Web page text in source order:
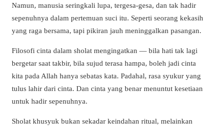
Namun, manusia seringkali lupa, tergesa-gesa, dan tak hadir
sepenuhnya dalam pertemuan suci itu. Seperti seorang kekasih
yang raga bersama, tapi pikiran jauh meninggalkan pasangan.
Filosofi cinta dalam sholat mengingatkan — bila hati tak lagi
bergetar saat takbir, bila sujud terasa hampa, boleh jadi cinta
kita pada Allah hanya sebatas kata. Padahal, rasa syukur yang
tulus lahir dari cinta. Dan cinta yang benar menuntut kesetiaan
untuk hadir sepenuhnya.
Sholat khusyuk bukan sekadar keindahan ritual, melainkan